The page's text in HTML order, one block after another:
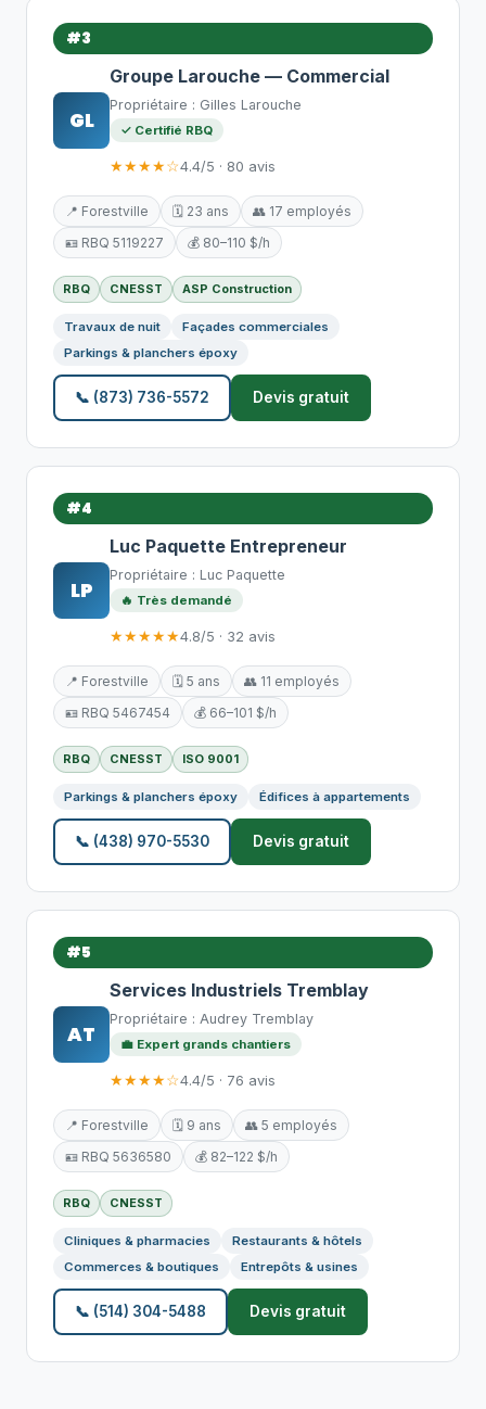
#3
GL
Groupe Larouche — Commercial
Propriétaire : Gilles Larouche
✓ Certifié RBQ
★★★★☆4.4/5 · 80 avis
📍 Forestville 🗓️ 23 ans
👥 17 employés
🪪 RBQ 5119227
💰 80–110 $/h
RBQ CNESST ASP Construction
Travaux de nuit
Façades commerciales
Parkings & planchers époxy
📞 (873) 736-5572 Devis gratuit
#4
LP
Luc Paquette Entrepreneur
Propriétaire : Luc Paquette
🔥 Très demandé
★★★★★4.8/5 · 32 avis
📍 Forestville 🗓️ 5 ans
👥 11 employés
🪪 RBQ 5467454
💰 66–101 $/h
RBQ CNESST ISO 9001
Parkings & planchers époxy Édifices à appartements
📞 (438) 970-5530 Devis gratuit
#5
AT
Services Industriels Tremblay
Propriétaire : Audrey Tremblay
💼 Expert grands chantiers
★★★★☆4.4/5 · 76 avis
📍 Forestville 🗓️ 9 ans
👥 5 employés
🪪 RBQ 5636580
💰 82–122 $/h
RBQ CNESST
Cliniques & pharmacies
Restaurants & hôtels
Commerces & boutiques
Entrepôts & usines
📞 (514) 304-5488 Devis gratuit